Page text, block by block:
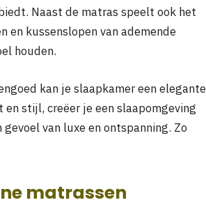
Naast de matras speelt ook het
en kussenslopen van ademende
houden.
kan je slaapkamer een elegante
stijl, creëer je een slaapomgeving
van luxe en ontspanning. Zo
matrassen